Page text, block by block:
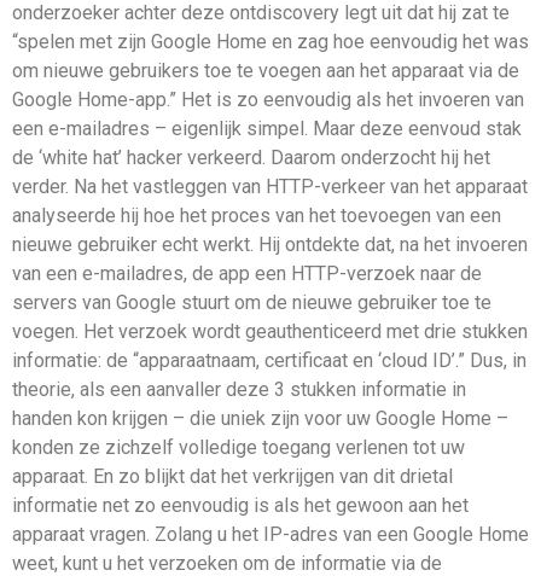
onderzoeker achter deze ontdiscovery legt uit dat hij zat te
“spelen met zijn Google Home en zag hoe eenvoudig het was
om nieuwe gebruikers toe te voegen aan het apparaat via de
Google Home-app.” Het is zo eenvoudig als het invoeren van
een e-mailadres – eigenlijk simpel. Maar deze eenvoud stak
de ‘white hat’ hacker verkeerd. Daarom onderzocht hij het
verder. Na het vastleggen van HTTP-verkeer van het apparaat
analyseerde hij hoe het proces van het toevoegen van een
nieuwe gebruiker echt werkt. Hij ontdekte dat, na het invoeren
van een e-mailadres, de app een HTTP-verzoek naar de
servers van Google stuurt om de nieuwe gebruiker toe te
voegen. Het verzoek wordt geauthenticeerd met drie stukken
informatie: de “apparaatnaam, certificaat en ‘cloud ID’.” Dus, in
theorie, als een aanvaller deze 3 stukken informatie in
handen kon krijgen – die uniek zijn voor uw Google Home –
konden ze zichzelf volledige toegang verlenen tot uw
apparaat. En zo blijkt dat het verkrijgen van dit drietal
informatie net zo eenvoudig is als het gewoon aan het
apparaat vragen. Zolang u het IP-adres van een Google Home
weet, kunt u het verzoeken om de informatie via de